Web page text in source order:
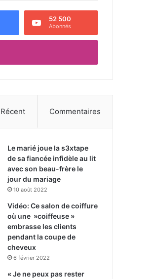
52 500
Abonnés
Récent Commentaires
Le marié joue la s3xtape
de sa fiancée infidèle au lit
avec son beau-frère le
jour du mariage
10 août 2022
Vidéo: Ce salon de coiffure
où une »coiffeuse »
embrasse les clients
pendant la coupe de
cheveux
6 février 2022
« Je ne peux pas rester